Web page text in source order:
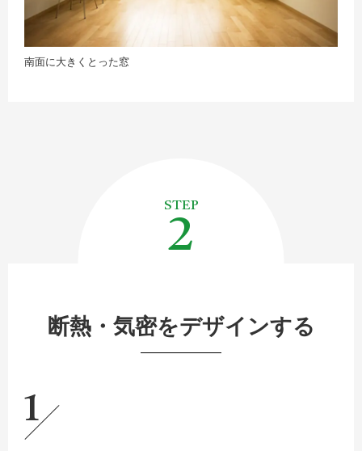
南面に大きくとった窓
2
断熱・気密をデザインする
1